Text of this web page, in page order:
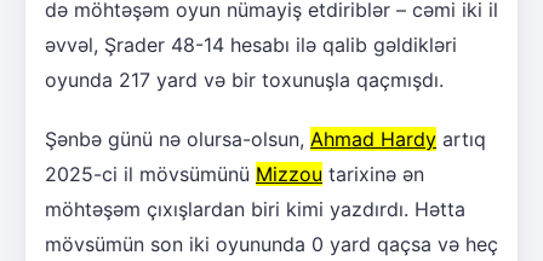
də möhtəşəm oyun nümayiş etdiriblər – cəmi iki il
əvvəl, Şrader 48-14 hesabı ilə qalib gəldikləri
oyunda 217 yard və bir toxunuşla qaçmışdı.
Şənbə günü nə olursa-olsun, Ahmad Hardy artıq
2025-ci il mövsümünü Mizzou tarixinə ən
möhtəşəm çıxışlardan biri kimi yazdırdı. Hətta
mövsümün son iki oyununda 0 yard qaçsa və heç